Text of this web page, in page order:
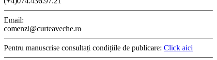
Email:
comenzi@curteaveche.ro
Pentru manuscrise consultați condițiile de publicare: Click aici